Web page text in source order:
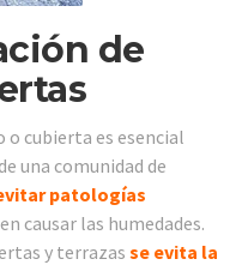
de
cubierta es esencial
una comunidad de
patologías
causar las humedades.
y terrazas se evita la